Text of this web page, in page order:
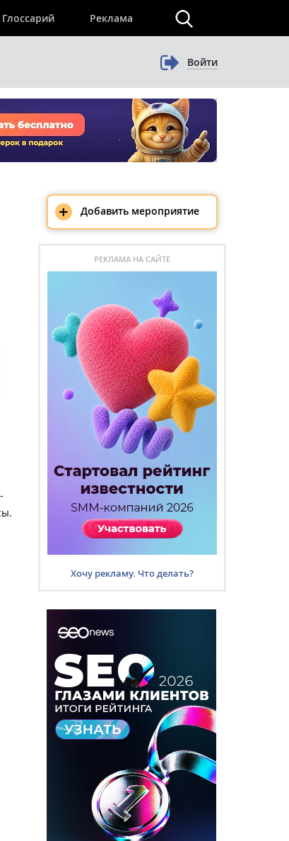
Глоссарий Реклама
Войти
+ Добавить мероприятие
РЕКЛАМА НА САЙТЕ
Хочу рекламу. Что делать?